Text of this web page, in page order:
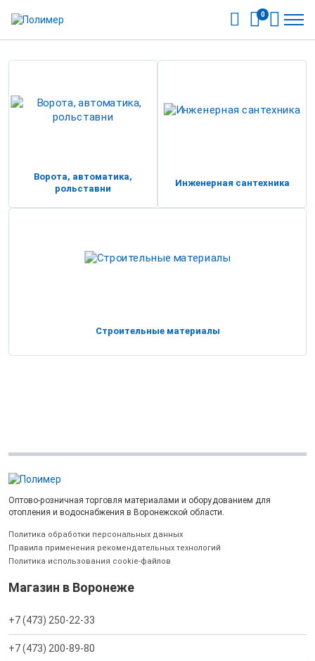
0
Ворота, автоматика,
рольставни
Инженерная сантехника
Строительные материалы
Оптово-розничная торговля материалами и оборудованием для
отопления и водоснабжения в Воронежской области.
Политика обработки персональных данных
Правила применения рекомендательных технологий
Политика использования cookie-файлов
Магазин в Воронеже
+7 (473) 250-22-33
+7 (473) 200-89-80